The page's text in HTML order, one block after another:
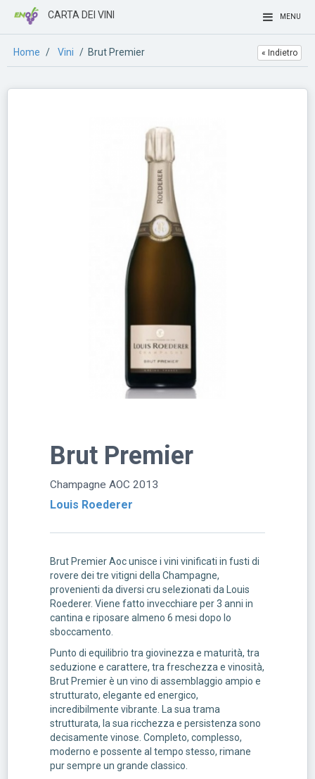
MENU
CARTA DEI VINI
Home / Vini / Brut Premier « Indietro
Brut Premier
Champagne AOC 2013
Louis Roederer
Brut Premier Aoc unisce i vini vinificati in fusti di
rovere dei tre vitigni della Champagne,
provenienti da diversi cru selezionati da Louis
Roederer. Viene fatto invecchiare per 3 anni in
cantina e riposare almeno 6 mesi dopo lo
sboccamento.
Punto di equilibrio tra giovinezza e maturità, tra
seduzione e carattere, tra freschezza e vinosità,
Brut Premier è un vino di assemblaggio ampio e
strutturato, elegante ed energico,
incredibilmente vibrante. La sua trama
strutturata, la sua ricchezza e persistenza sono
decisamente vinose. Completo, complesso,
moderno e possente al tempo stesso, rimane
pur sempre un grande classico.